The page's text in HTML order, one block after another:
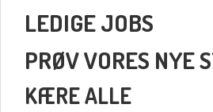
LEDIGE JOBS
PRØV VORES NYE
KÆRE ALLE